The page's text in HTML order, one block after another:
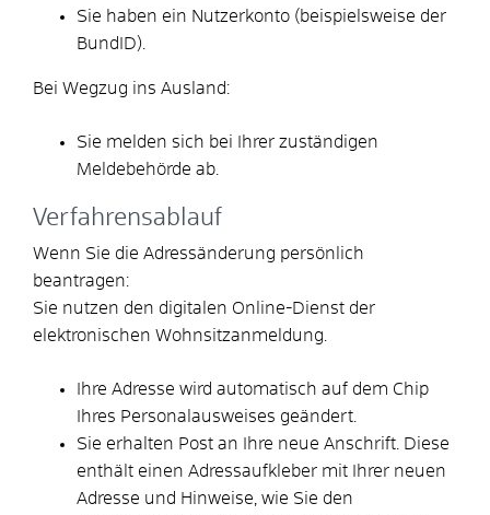
Sie haben ein Nutzerkonto (beispielsweise der
BundID)
Bei Wegzug ins Ausland:
Sie melden sich bei Ihrer zuständigen
Meldebehörde ab.
Verfahrensablauf
Wenn Sie die Adressänderung persönlich
beantragen:
Sie nutzen den digitalen Online-Dienst der
elektronischen Wohnsitzanmeldung.
Ihre Adresse wird automatisch auf dem Chip
Ihres Personalausweises geändert.
Sie erhalten Post an Ihre neue Anschrift. Diese
enthält einen Adressaufkleber mit Ihrer neuen
Adresse und Hinweise, wie Sie den